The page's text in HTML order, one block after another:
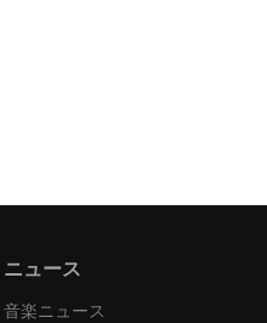
ニュース
音楽ニュース